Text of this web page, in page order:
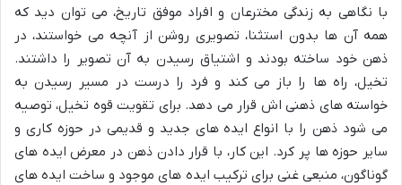
با نگاهی به زندگی مخترعان و افراد موفق تاریخ، می توان دید که
همه آن ها بدون استثنا، تصویری روشن از آنچه می خواستند، در
ذهن خود ساخته بودند و اشتیاق رسیدن به آن تصویر را داشتند.
تخیل، راه ها را باز می کند و فرد را درست در مسیر رسیدن به
خواسته های ذهنی اش قرار می دهد. برای تقویت قوه تخیل، توصیه
می شود ذهن را با انواع ایده های جدید و قدیمی در حوزه کاری و
سایر حوزه ها پر کرد. این کار، با قرار دادن ذهن در معرض ایده های
گوناگون، منبعی غنی برای ترکیب ایده های موجود و ساخت ایده های